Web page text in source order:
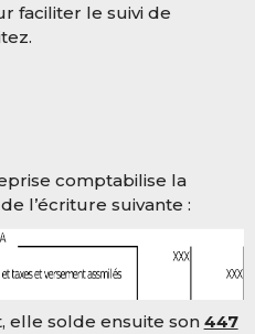
faciliter le suivi de
comptabilise la
l’écriture suivante :
solde ensuite son 447